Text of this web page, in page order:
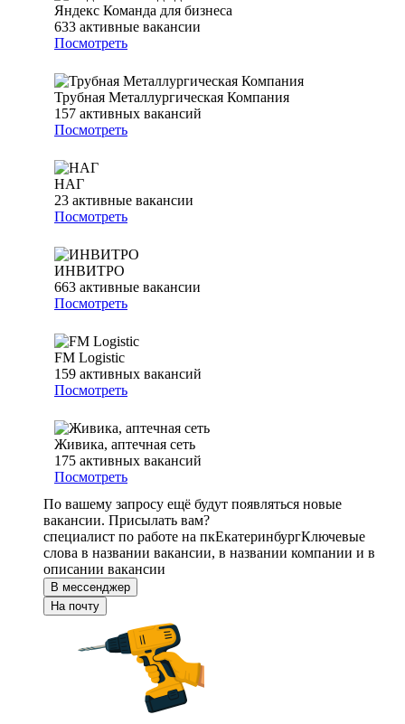
Яндекс Команда для бизнеса
633 активные вакансии
Посмотреть
Трубная Металлургическая Компания
157 активных вакансий
Посмотреть
НАГ
23 активные вакансии
Посмотреть
ИНВИТРО
663 активные вакансии
Посмотреть
FM Logistic
159 активных вакансий
Посмотреть
Живика, аптечная сеть
175 активных вакансий
Посмотреть
По вашему запросу ещё будут появляться новые
вакансии. Присылать вам?
специалист по работе на пкЕкатеринбургКлючевые
слова в названии вакансии, в названии компании и в
описании вакансии
В мессенджер
На почту